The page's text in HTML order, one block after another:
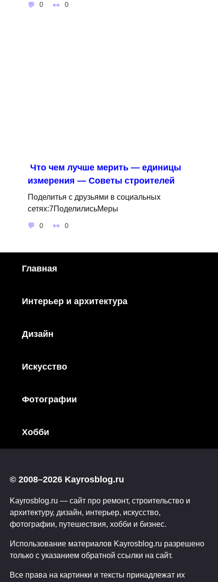
0 0
Что чем лучше мерить — единицы
измерения — Советы строителей
Поделитья с друзьями в социальных
сетях:7ПоделилисьМеры
0 0
Главная
Интерьер и архитектура
Дизайн
Искусство
Фотографии
Хобби
© 2008–2026 Kayrosblog.ru
Kayrosblog.ru — сайт про ремонт, строительство и
архитектуру, дизайн, интерьер, искусство,
фотографии, путешествия, хобби и бизнес.
Использование материалов Kayrosblog.ru разрешено
только с указанием обратной ссылки на сайт.
Все права на картинки и тексты принадлежат их